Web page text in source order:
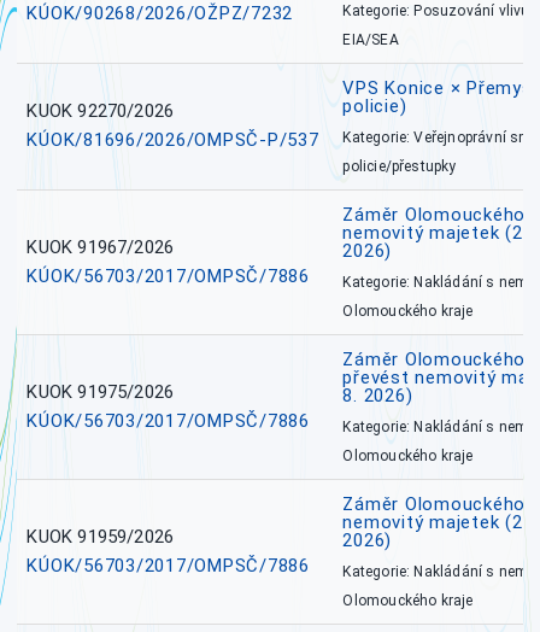
KÚOK/90268/2026/OŽPZ/7232
Kategorie: Posuzování vlivů
EIA/SEA
KUOK 92270/2026
KÚOK/81696/2026/OMPSČ-P/537
VPS Konice ×
policie)
Kategorie: Veřejnoprávní
policie/přestupky
KUOK 91967/2026
KÚOK/56703/2017/OMPSČ/7886
Záměr Olomouckého
nemovitý majetek
2026)
Kategorie: Nakládání s
Olomouckého kraje
KUOK 91975/2026
KÚOK/56703/2017/OMPSČ/7886
Záměr Olomouckého
převést nemovitý
8. 2026)
Kategorie: Nakládání s
Olomouckého kraje
KUOK 91959/2026
KÚOK/56703/2017/OMPSČ/7886
Záměr Olomouckého
nemovitý majetek
2026)
Kategorie: Nakládání s
Olomouckého kraje